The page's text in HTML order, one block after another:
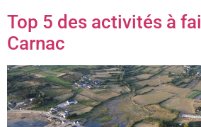
Top 5 des activités à
Carnac